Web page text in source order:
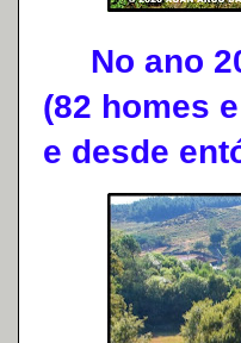
No ano
(82 homes
e desde